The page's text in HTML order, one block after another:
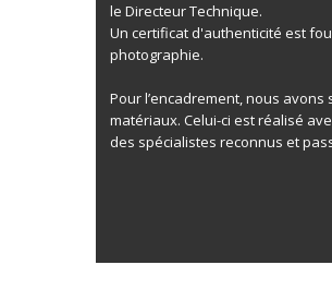
le Directeur Technique.
Un certificat d'authenticité est
photographie.
Pour l’encadrement, nous
matériaux. Celui-ci est réalisé
des spécialistes reconnus et